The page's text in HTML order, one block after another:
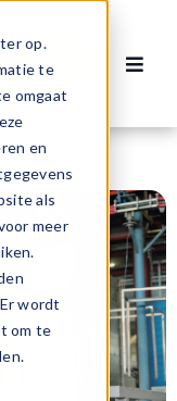
op.
te
omgaat
en
als
meer
wordt
om te